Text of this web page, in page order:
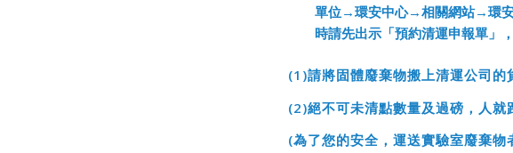
單位→環安中心→相關網站→環安
時請先出示「預約清運申報單」
(1)請將固體廢棄物搬上清運公司的
(2)絕不可未清點數量及過磅，人就
(為了您的安全，運送實驗室廢棄